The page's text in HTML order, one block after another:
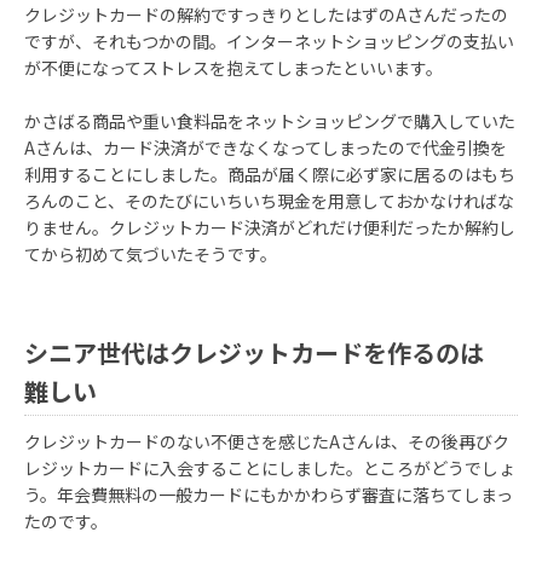
クレジットカードの解約ですっきりとしたはずのAさんだったの
ですが、それもつかの間。インターネットショッピングの支払い
が不便になってストレスを抱えてしまったといいます。
かさばる商品や重い食料品をネットショッピングで購入していた
Aさんは、カード決済ができなくなってしまったので代金引換を
利用することにしました。商品が届く際に必ず家に居るのはもち
ろんのこと、そのたびにいちいち現金を用意しておかなければな
りません。クレジットカード決済がどれだけ便利だったか解約し
てから初めて気づいたそうです。
シニア世代はクレジットカードを作るのは
難しい
クレジットカードのない不便さを感じたAさんは、その後再びク
レジットカードに入会することにしました。ところがどうでしょ
う。年会費無料の一般カードにもかかわらず審査に落ちてしまっ
たのです。